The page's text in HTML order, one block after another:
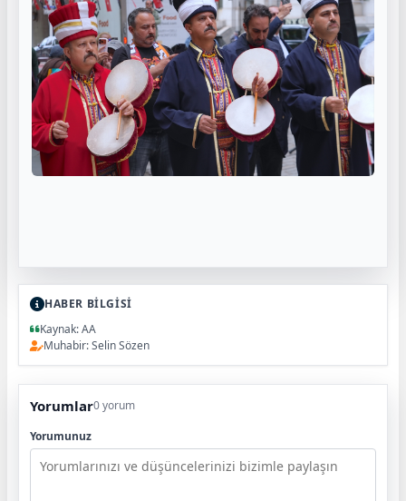
HABER BİLGİSİ
Kaynak: AA
Muhabir: Selin Sözen
Yorumlar0 yorum
Yorumunuz